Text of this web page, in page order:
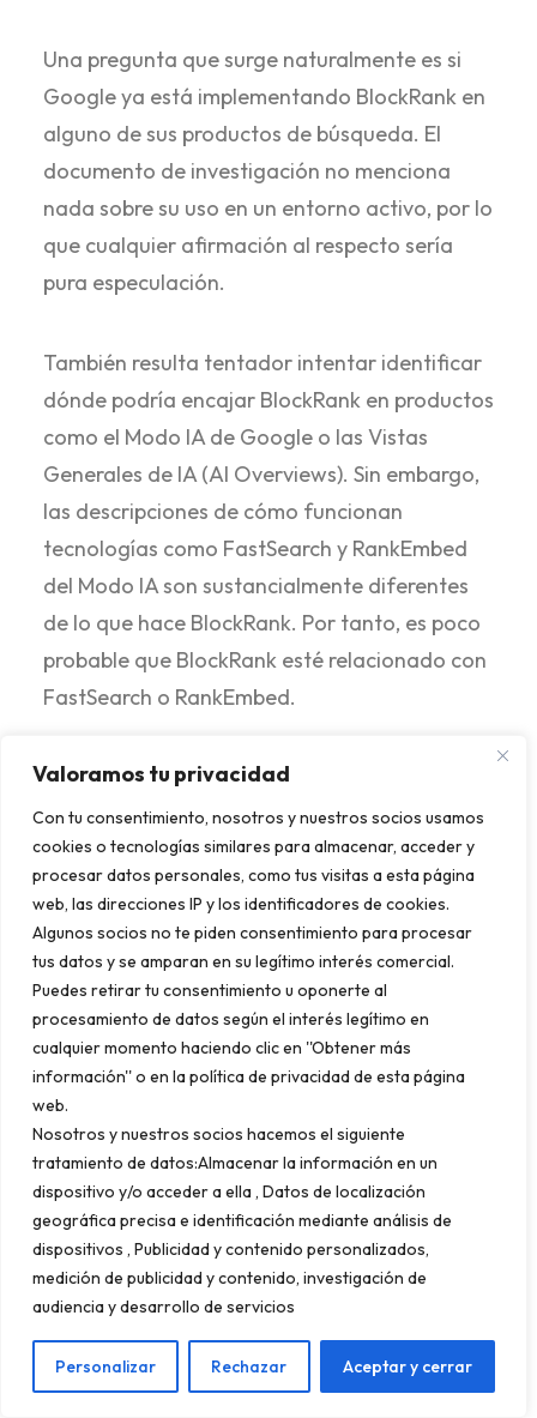
Valoramos tu privacidad
Con tu consentimiento, nosotros y nuestros socios usamos
cookies o tecnologías similares para almacenar, acceder y
procesar datos personales, como tus visitas a esta página
web, las direcciones IP y los identificadores de cookies.
Algunos socios no te piden consentimiento para procesar
tus datos y se amparan en su legítimo interés comercial.
Puedes retirar tu consentimiento u oponerte al
procesamiento de datos según el interés legítimo en
cualquier momento haciendo clic en ''Obtener más
información'' o en la política de privacidad de esta página
web.
Nosotros y nuestros socios hacemos el siguiente
tratamiento de datos:Almacenar la información en un
dispositivo y/o acceder a ella , Datos de localización
geográfica precisa e identificación mediante análisis de
dispositivos , Publicidad y contenido personalizados,
medición de publicidad y contenido, investigación de
audiencia y desarrollo de servicios
Personalizar Rechazar Aceptar y cerrar
Una pregunta que surge naturalmente es si
Google ya está implementando BlockRank en
alguno de sus productos de búsqueda. El
documento de investigación no menciona
nada sobre su uso en un entorno activo, por lo
que cualquier afirmación al respecto sería
pura especulación.
También resulta tentador intentar identificar
dónde podría encajar BlockRank en productos
como el Modo IA de Google o las Vistas
Generales de IA (AI Overviews). Sin embargo,
las descripciones de cómo funcionan
tecnologías como FastSearch y RankEmbed
del Modo IA son sustancialmente diferentes
de lo que hace BlockRank. Por tanto, es poco
probable que BlockRank esté relacionado con
FastSearch o RankEmbed.
Por qué BlockRank
representa un avance
revolucionario
Lo verdaderamente importante no es si
Google está usando BlockRank ahora mismo,
sino lo que esta tecnología representa para el
futuro de la búsqueda de información. El
documento de investigación es claro al
respecto: se trata de una tecnología
revolucionaria que pone un sistema de
clasificación avanzado al alcance de
individuos y organizaciones que normalmente
no podrían acceder a esta clase de
tecnología de clasificación de alta calidad.